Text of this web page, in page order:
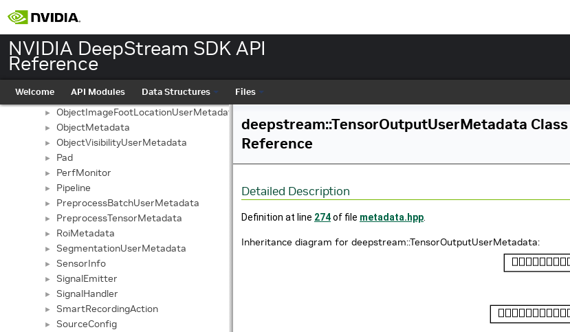
NVIDIA DeepStream SDK API
Reference
Welcome API Modules Data Structures Files
► NvDsMeasureLatency
► NvDsModelEngineWatchOTFTrigger
► NvDsTilerEventHandler
► Object
► Object3DBBoxUserMetadata
► ObjectCounter
► ObjectImageFootLocationUserMetadata
► ObjectMetadata
► ObjectVisibilityUserMetadata
► Pad
► PerfMonitor
► Pipeline
► PreprocessBatchUserMetadata
► PreprocessTensorMetadata
► RoiMetadata
► SegmentationUserMetadata
► SensorInfo
► SignalEmitter
► SignalHandler
► SmartRecordingAction
► SourceConfig
deepstream::TensorOutputUserMetadata Class
Reference
Detailed Description
Definition at line 274of file metadata.hpp.
Inheritance diagram for deepstream::TensorOutputUserMetadata: